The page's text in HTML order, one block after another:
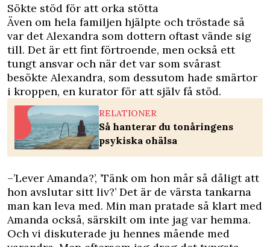
Sökte stöd för att orka stötta
Även om hela familjen hjälpte och tröstade så
var det Alexandra som dottern oftast vände sig
till. Det är ett fint förtroende, men också ett
tungt ansvar och när det var som svårast
besökte Alexandra, som dessutom hade smärtor
i kroppen, en kurator för att själv få stöd.
RELATIONER
Så hanterar du tonåringens
psykiska ohälsa
–’Lever Amanda?’, ’Tänk om hon mår så dåligt att
hon avslutar sitt liv?’ Det är de värsta tankarna
man kan leva med. Min man pratade så klart med
Amanda också, särskilt om inte jag var hemma.
Och vi diskuterade ju hennes mående med